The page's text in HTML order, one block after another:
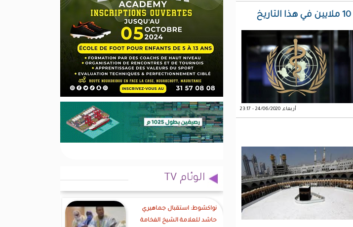
أربعاء, 24/06/2020 - 23:17
الوئام TV
نواكشوط: استقبال جماهيري
حاشد للعلامة الشيخ الفخامة